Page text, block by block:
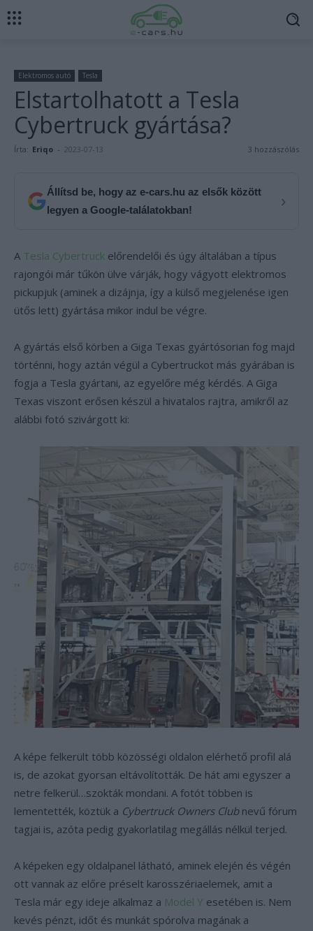
Elektromos autó Tesla
Elstartolhatott a Tesla
Cybertruck gyártása?
Írta: Eriqo - 2023-07-13 3 hozzászólás
Állítsd be, hogy az e-cars.hu az elsők között
legyen a Google-találatokban!
›
A Tesla Cybertruck előrendelői és úgy általában a típus
rajongói már tűkön ülve várják, hogy vágyott elektromos
pickupjuk (aminek a dizájnja, így a külső megjelenése igen
ütős lett) gyártása mikor indul be végre.
A gyártás első körben a Giga Texas gyártósorian fog majd
történni, hogy aztán végül a Cybertruckot más gyárában is
fogja a Tesla gyártani, az egyelőre még kérdés. A Giga
Texas viszont erősen készül a hivatalos rajtra, amikről az
alábbi fotó szivárgott ki:
A képe felkerült több közösségi oldalon elérhető profil alá
is, de azokat gyorsan eltávolították. De hát ami egyszer a
netre felkerül…szokták mondani. A fotót többen is
lementették, köztük a Cybertruck Owners Clubnevű fórum
tagjai is, azóta pedig gyakorlatilag megállás nélkül terjed.
A képeken egy oldalpanel látható, aminek elején és végén
ott vannak az előre préselt karosszériaelemek, amit a
Tesla már egy ideje alkalmaz a Model Y esetében is. Nem
kevés pénzt, időt és munkát spórolva magának a